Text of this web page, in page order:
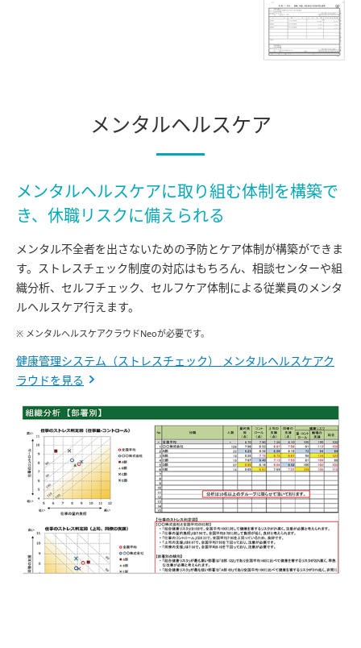
メンタルヘルスケア
メンタルヘルスケアに取り組む体制を構築で
き、 休職リスクに備えられる
メンタル不全者を出さないための予防とケア体制が構築ができま
す。ストレスチェック制度の対応はもちろん、相談センターや組
織分析、セルフチェック、セルフケア体制による従業員のメンタ
ルヘルスケア行えます。
※ メンタルヘルスケアクラウドNeoが必要です。
健康管理システム（ストレスチェック） メンタルヘルスケアク
ラウドを見る